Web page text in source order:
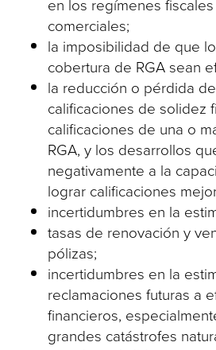
en los regímenes
comerciales;
la imposibilidad de que
cobertura de RGA sean
la reducción o pérdida
calificaciones de solidez
calificaciones de una o
RGA, y los desarrollos
negativamente a la
lograr calificaciones
incertidumbres en la
tasas de renovación y
pólizas;
incertidumbres en la
reclamaciones futuras a
financieros,
grandes catástrofes